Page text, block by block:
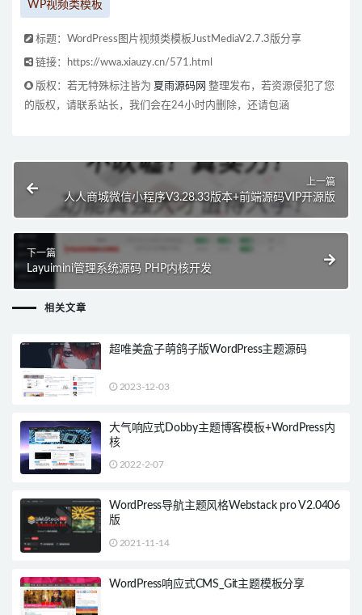
WP视频类模板
标题：WordPress图片视频类模板JustMediaV2.7.3版分享
链接：https://wwa.xiauzy.cn/571.html
版权：若无特殊标注皆为 夏雨源码网 整理发布，若资源侵犯了您
的版权，请联系站长，我们会在24小时内删除，还请包涵
上一篇
人人商城微信小程序V3.28.33版本+前端源码VIP开源版
下一篇
Layuimini管理系统源码 PHP内核开发
相关文章
超唯美盒子萌鸽子版WordPress主题源码
2023-12-03
大气响应式Dobby主题博客模板+WordPress内
核
2022-2-07
WordPress导航主题风格Webstack pro V2.0406
版
2021-11-14
WordPress响应式CMS_Git主题模板分享